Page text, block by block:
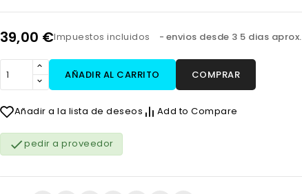
39,00 €Impuestos incluidos envios desde 3 5 dias aprox.
AÑADIR AL CARRITO COMPRAR
Añadir a la lista de deseos Add to Compare
pedir a proveedor